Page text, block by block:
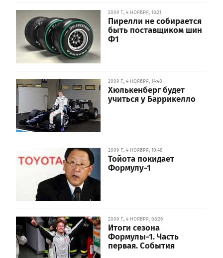
2009 Г., 4 НОЯБРЯ, 18:21
Пирелли не собирается
быть поставщиком шин
Ф1
2009 Г., 4 НОЯБРЯ, 14:48
Хюлькенберг будет
учиться у Баррикелло
2009 Г., 4 НОЯБРЯ, 10:48
Тойота покидает
Формулу-1
2009 Г., 4 НОЯБРЯ, 08:26
Итоги сезона
Формулы-1. Часть
первая. События